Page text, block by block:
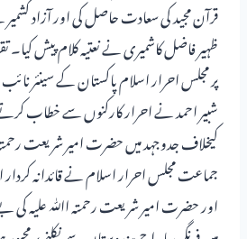
قرآن مجید کی سعادت حاصل کی اور آزاد
ظہیر فاضل کاشمیری نے نعتیہ کلام پیش
پر مجلس احرار اسلام پاکستان کے سینئر
شبیر احمد نے احرار کارکنوں سے خطاب کرتے
کیخلاف جدوجہد میں حضرت امیر شریعت
جماعت مجلس احرار اسلام نے قائدانہ کردار
اور حضرت امیر شریعت رحمتہ اﷲ علیہ کی